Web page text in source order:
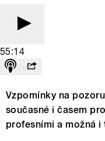
55:14
Vzpomínky na
současné i časem
profesními a možná